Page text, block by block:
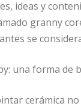
ideas y
granny
se
una forma de
cerámica